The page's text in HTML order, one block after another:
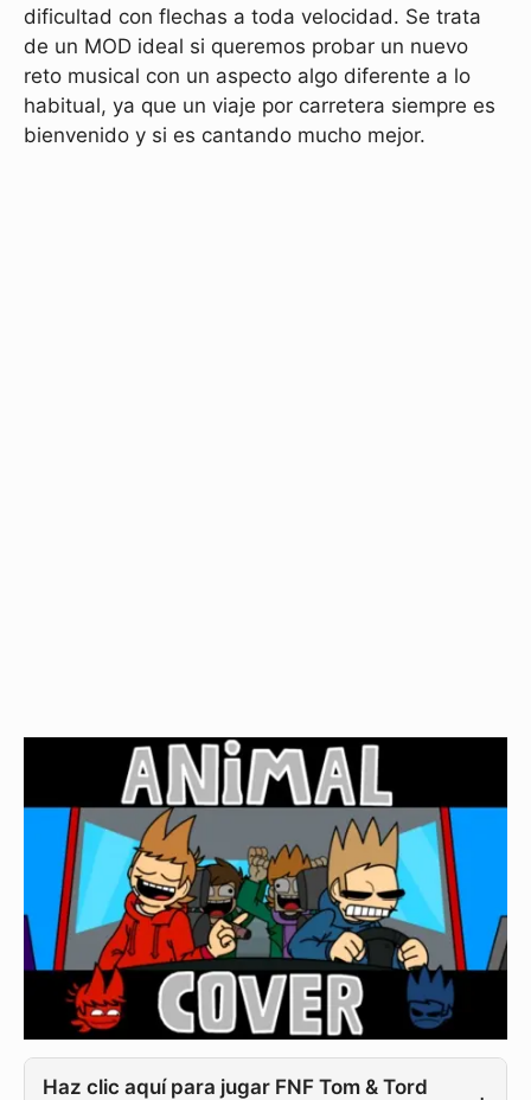
dificultad con flechas a toda velocidad. Se trata
de un MOD ideal si queremos probar un nuevo
reto musical con un aspecto algo diferente a lo
habitual, ya que un viaje por carretera siempre es
bienvenido y si es cantando mucho mejor.
Haz clic aquí para jugar FNF Tom & Tord